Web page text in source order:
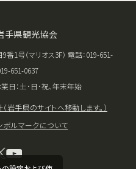
手県観光協会
1号（マリオス3F） 電話：019-651-
651-0637
日：土･日･祝、年末年始
岩手県のサイトへ移動します。）
ボルマークについて